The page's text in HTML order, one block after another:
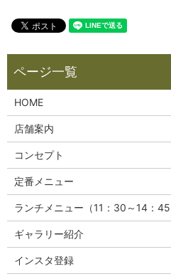
HOME
店舗案内
コンセプト
定番メニュー
ランチメニュー（11：30～14：45
ギャラリー紹介
インスタ登録